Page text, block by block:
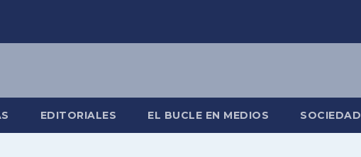
EDITORIALES EL BUCLE EN MEDIOS SOCIEDAD